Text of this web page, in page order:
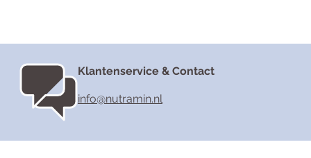
Klantenservice & Contact
info@nutramin.nl